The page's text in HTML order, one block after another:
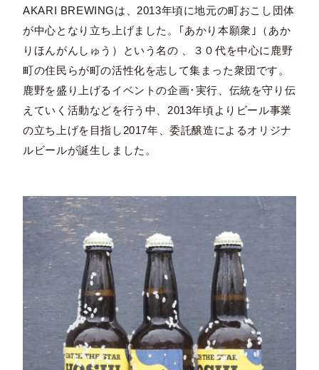
AKARI BREWINGは、2013年頃に地元の町おこし団体
が中⼼となり⽴ち上げました。｢あかり本願衆｣（あか
りほんがんしゅう）という名の 、３０代を中心に⿅野
町の住⺠らが町の活性化を志して集まった衆団です。
⿅野を盛り上げるイベントの企画･実⾏、伝統を守り伝
えていく活動などを行う中、2013年頃よりビール事業
の⽴ち上げを⽬指し2017年、委託醸造によるオリジナ
ルビールが誕生しました。